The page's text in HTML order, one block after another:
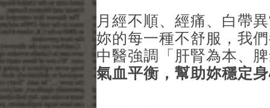
月經不順、經痛、白帶
妳的每一種不舒服，我
中醫強調「肝腎為本、
氣血平衡，幫助妳穩定